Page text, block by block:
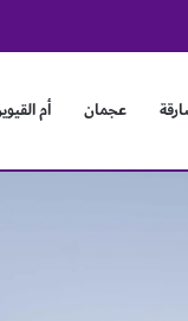
وتعزيز العلاقات
عجمان أم